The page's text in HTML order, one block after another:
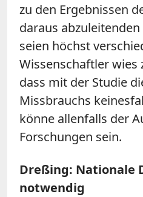
zu den Ergebnissen
daraus
seien höchst
Wissenschaftler wies
dass mit der Studie
Missbrauchs
könne allenfalls der
Forschungen sein.
Dreßing: Nationale
notwendig